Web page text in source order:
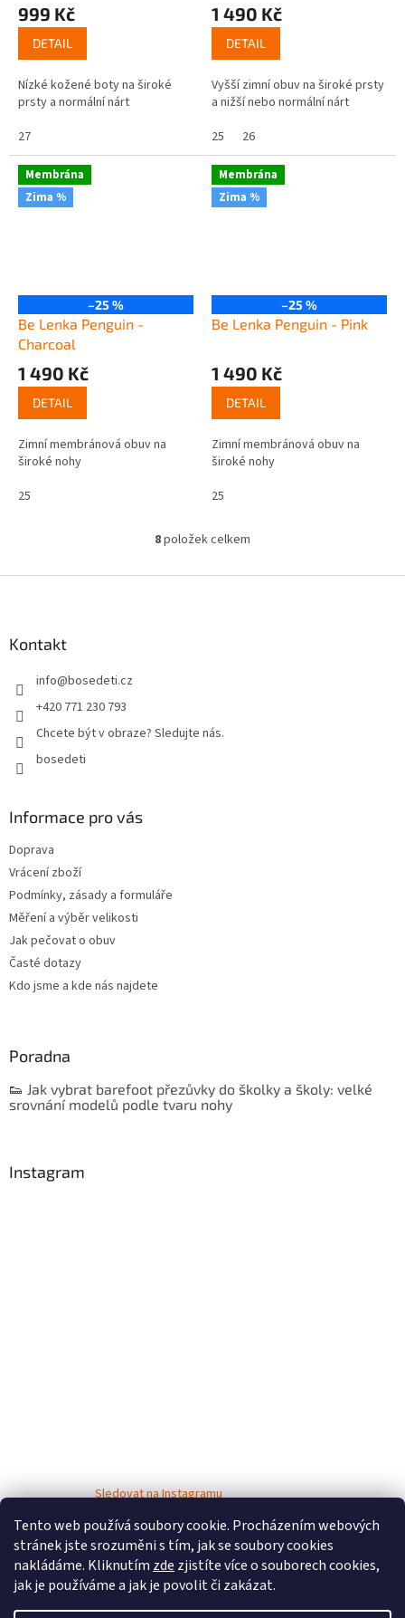
Tento web používá soubory cookie. Procházením webových
stránek jste srozuměni s tím, jak se soubory cookies
nakládáme. Kliknutím zde zjistíte více o souborech cookies,
jak je používáme a jak je povolit či zakázat.
999 Kč
DETAIL
Nízké kožené boty na široké
prsty a normální nárt
27
1 490 Kč
DETAIL
Vyšší zimní obuv na široké prsty
a nižší nebo normální nárt
25
26
Membrána
Zima %
–25 %
Be Lenka Penguin -
Charcoal
1 490 Kč
DETAIL
Zimní membránová obuv na
široké nohy
25
Membrána
Zima %
–25 %
Be Lenka Penguin - Pink
1 490 Kč
DETAIL
Zimní membránová obuv na
široké nohy
25
O
l
k
8položek celkem
Kontakt
info@bosedeti.cz
+420 771 230 793
Chcete být v obraze? Sledujte nás.
bosedeti
Informace pro vás
Doprava
Vrácení zboží
Podmínky, zásady a formuláře
Měření a výběr velikosti
Jak pečovat o obuv
Časté dotazy
Kdo jsme a kde nás najdete
Poradna
👟 Jak vybrat barefoot přezůvky do školky a školy: velké
srovnání modelů podle tvaru nohy
Instagram
Sledovat na Instagramu